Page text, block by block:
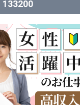
133200